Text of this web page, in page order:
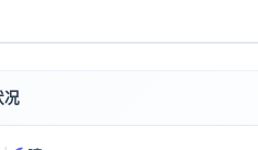
况